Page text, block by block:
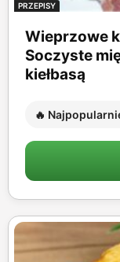
PRZEPISY
Wieprzowe
Soczyste
kiełbasą
🔥